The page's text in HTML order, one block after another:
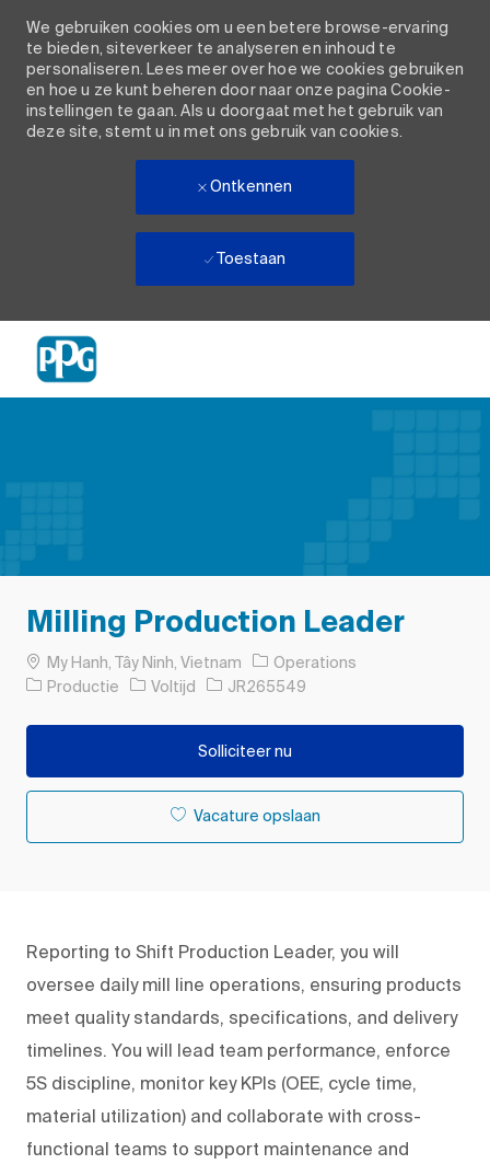
We gebruiken cookies om u een betere browse-ervaring
te bieden, siteverkeer te analyseren en inhoud te
personaliseren. Lees meer over hoe we cookies gebruiken
en hoe u ze kunt beheren door naar onze pagina Cookie-
instellingen te gaan. Als u doorgaat met het gebruik van
deze site, stemt u in met ons gebruik van cookies.
Ontkennen
Toestaan
Milling Production Leader
PlaatsMy Hanh, Tây Ninh, Vietnam
Operations
Categorie
Productie Soort baan
Voltijd Taak-ID
JR265549
Solliciteer nu
Vacature opslaan
Reporting to Shift Production Leader, you will
oversee daily mill line operations, ensuring products
meet quality standards, specifications, and delivery
timelines. You will lead team performance, enforce
5S discipline, monitor key KPIs (OEE, cycle time,
material utilization) and collaborate with cross-
functional teams to support maintenance and